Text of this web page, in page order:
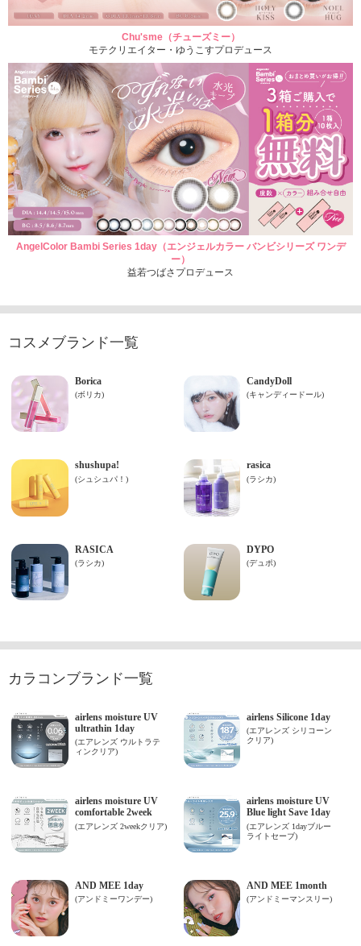
Chu'sme（チューズミー）
モテクリエイター・ゆうこすプロデュース
AngelColor Bambi Series 1day（エンジェルカラー バンビシリーズ ワンデ
ー）
益若つばさプロデュース
コスメブランド一覧
カラコンブランド一覧